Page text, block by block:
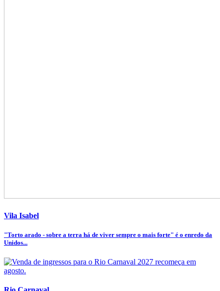
Vila Isabel
"Torto arado - sobre a terra há de viver sempre o mais forte" é o enredo da
Unidos...